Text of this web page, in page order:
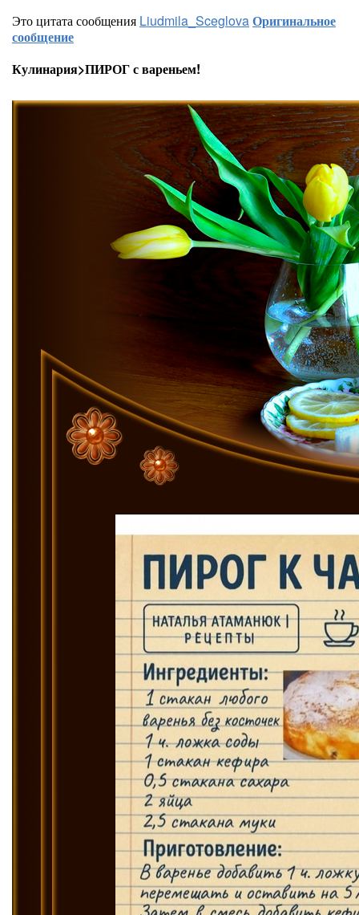
Это цитата сообщения Liudmila_SceglovaОригинальное
сообщение
Кулинария>ПИРОГ с вареньем!